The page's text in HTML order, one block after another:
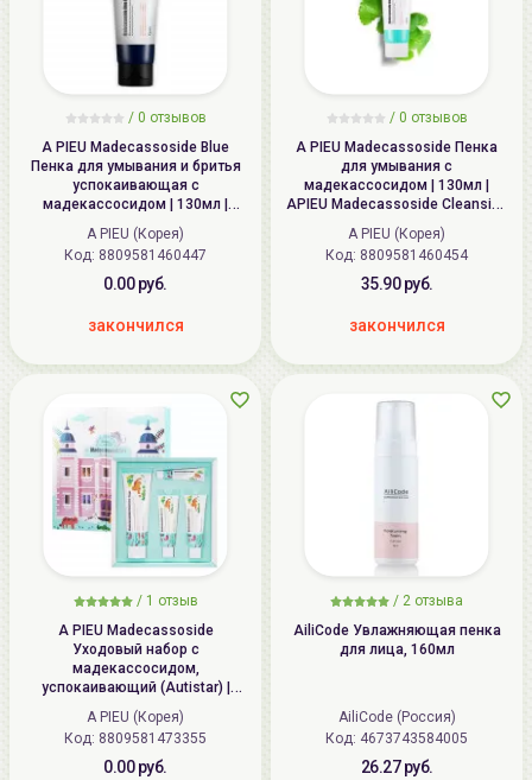
/ 0 отзывов
A PIEU Madecassoside Blue
Пенка для умывания и бритья
успокаивающая с
мадекассосидом | 130мл |
APIEU Madecassoside Blue
Cleansing Foam
A PIEU (Корея)
Код: 8809581460447
0.00 руб.
закончился
/ 0 отзывов
A PIEU Madecassoside Пенка
для умывания с
мадекассосидом | 130мл |
APIEU Madecassoside Cleansing
Foam
A PIEU (Корея)
Код: 8809581460454
35.90 руб.
закончился
/ 1 отзыв
A PIEU Madecassoside
Уходовый набор с
мадекассосидом,
успокаивающий (Autistar) |
100мл+50мл+50мл+15мл | APIEU
Madecassoside Special Set with
Autistar
A PIEU (Корея)
Код: 8809581473355
0.00 руб.
/ 2 отзыва
AiliCode Увлажняющая пенка
для лица, 160мл
AiliCode (Россия)
Код: 4673743584005
26.27 руб.